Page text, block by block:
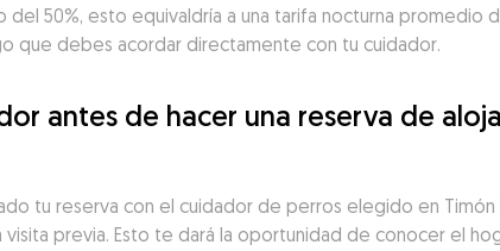
50%, esto equivaldría a una tarifa nocturna promedio
que debes acordar directamente con tu cuidador.
antes de hacer una reserva de
tu reserva con el cuidador de perros elegido en
previa. Esto te dará la oportunidad de conocer el